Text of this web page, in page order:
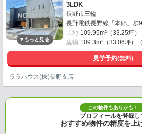
3LDK
長野市三輪
長野電鉄長野線「本郷」歩
土地 109.95m²（33.25坪）
建物 109.3m²（33.06坪）（
見学予約(無料)
ララハウス(株)長野支店
この物件もありかも！
プロフィールを登録し
おすすめ物件の精度を上